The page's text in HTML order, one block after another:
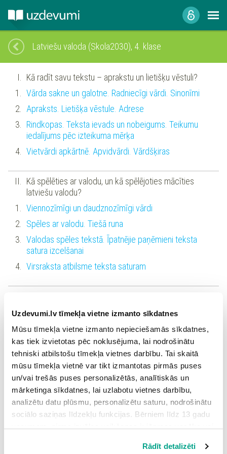
Uzdevumi.lv tīmekļa vietne izmanto sīkdatnes
Mūsu tīmekļa vietne izmanto nepieciešamās sīkdatnes,
kas tiek izvietotas pēc noklusējuma, lai nodrošinātu
tehniski atbilstošu tīmekļa vietnes darbību. Tai skaitā
mūsu tīmekļa vietnē var tikt izmantotas pirmās puses
un/vai trešās puses personalizētās, analītiskās un
mārketinga sīkdatnes, lai uzlabotu vietnes darbību,
analizētu datu plūsmu, personalizētu saturu, nodrošinātu
sociālo saziņas līdzekļu funkcijas. Bērniem līdz 13 gadu
Spiežot uz pogas “Apstiprināt visas”, Jūs piekrītat visām
Rādīt detalizēti
Latviešu valoda (Skola2030), 4. klase
Kā radīt savu tekstu – aprakstu un lietišķu vēstuli?
Vārda sakne un galotne. Radniecīgi vārdi. Sinonīmi
Apraksts. Lietišķa vēstule. Adrese
Rindkopas. Teksta ievads un nobeigums. Teikumu
iedalījums pēc izteikuma mērķa
Vietvārdi apkārtnē. Apvidvārdi. Vārdšķiras
Kā spēlēties ar valodu, un kā spēlējoties mācīties
latviešu valodu?
Viennozīmīgi un daudznozīmīgi vārdi
Spēles ar valodu. Tiešā runa
Valodas spēles tekstā. Īpatnējie paņēmieni teksta
satura izcelšanai
Virsraksta atbilsme teksta saturam
Informācijas apkopošana, prezentācijas veidošana
Vārda sastāvdaļas, radniecīgi vārdi. Salikteņu
pareizrakstība
Salikts teikums, vienlīdzīgi teikuma locekļi un
pieturzīmes
Darbības vārds, vajadzības izteiksme. Mērvienību
saīsinājumi
Verbālie un neverbālie saziņas līdzekļi. Monologs